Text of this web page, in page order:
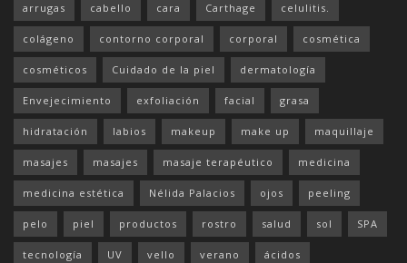
arrugas cabello cara Carthage celulitis.
colágeno contorno corporal corporal cosmética
cosméticos Cuidado de la piel dermatología
Envejecimiento exfoliación facial grasa
hidratación labios makeup make up maquillaje
masajes masajes masaje terapéutico medicina
medicina estética Nélida Palacios ojos peeling
pelo piel productos rostro salud sol SPA
tecnología UV vello verano ácidos